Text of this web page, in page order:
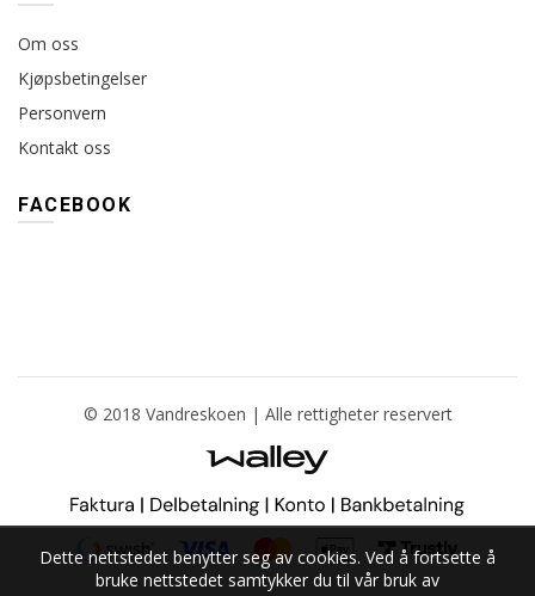
Om oss
Kjøpsbetingelser
Personvern
Kontakt oss
FACEBOOK
© 2018 Vandreskoen | Alle rettigheter reservert
Dette nettstedet benytter seg av cookies. Ved å fortsette å
bruke nettstedet samtykker du til vår bruk av